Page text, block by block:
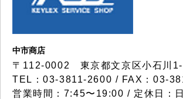
中市商店
〒112-0002 東京都文京区小石川
TEL：03-3811-2600 / FAX：03-
営業時間：7:45〜19:00 / 定休日：